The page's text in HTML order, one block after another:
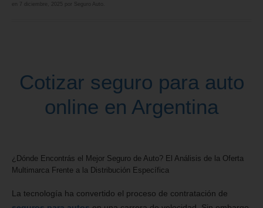
Seguro Auto
Cotizar seguro para auto
online en Argentina
¿Dónde Encontrás el Mejor Seguro de Auto? El Análisis de la Oferta
Multimarca Frente a la Distribución Específica
La tecnología ha convertido el proceso de contratación de